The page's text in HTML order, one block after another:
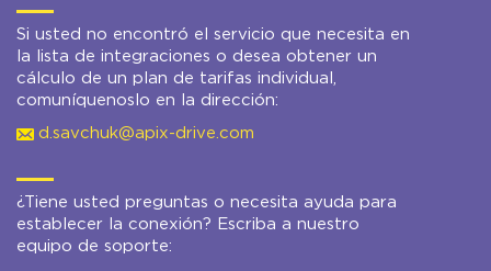
Si usted no encontró el servicio que necesita en
la lista de integraciones o desea obtener un
cálculo de un plan de tarifas individual,
comuníquenoslo en la dirección:
d.savchuk@apix-drive.com
¿Tiene usted preguntas o necesita ayuda para
establecer la conexión? Escriba a nuestro
equipo de soporte: